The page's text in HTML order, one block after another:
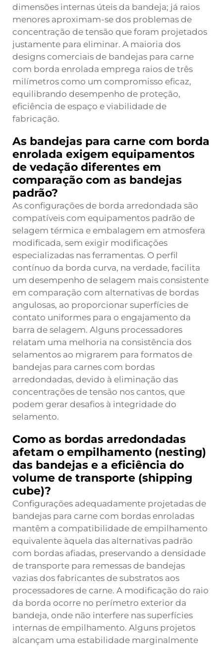
dimensões internas úteis da bandeja; já raios
menores aproximam-se dos problemas de
concentração de tensão que foram projetados
justamente para eliminar. A maioria dos
designs comerciais de bandejas para carne
com borda enrolada emprega raios de três
milímetros como um compromisso eficaz,
equilibrando desempenho de proteção,
eficiência de espaço e viabilidade de
fabricação.
As bandejas para carne com borda
enrolada exigem equipamentos
de vedação diferentes em
comparação com as bandejas
padrão?
As configurações de borda arredondada são
compatíveis com equipamentos padrão de
selagem térmica e embalagem em atmosfera
modificada, sem exigir modificações
especializadas nas ferramentas. O perfil
contínuo da borda curva, na verdade, facilita
um desempenho de selagem mais consistente
em comparação com alternativas de bordas
angulosas, ao proporcionar superfícies de
contato uniformes para o engajamento da
barra de selagem. Alguns processadores
relatam uma melhoria na consistência dos
selamentos ao migrarem para formatos de
bandejas para carnes com bordas
arredondadas, devido à eliminação das
concentrações de tensão nos cantos, que
podem gerar desafios à integridade do
selamento.
Como as bordas arredondadas
afetam o empilhamento (nesting)
das bandejas e a eficiência do
volume de transporte (shipping
cube)?
Configurações adequadamente projetadas de
bandejas para carne com bordas enroladas
mantêm a compatibilidade de empilhamento
equivalente àquela das alternativas padrão
com bordas afiadas, preservando a densidade
de transporte para remessas de bandejas
vazias dos fabricantes de substratos aos
processadores de carne. A modificação do raio
da borda ocorre no perímetro exterior da
bandeja, onde não interfere nas superfícies
internas de empilhamento. Alguns projetos
alcançam uma estabilidade marginalmente